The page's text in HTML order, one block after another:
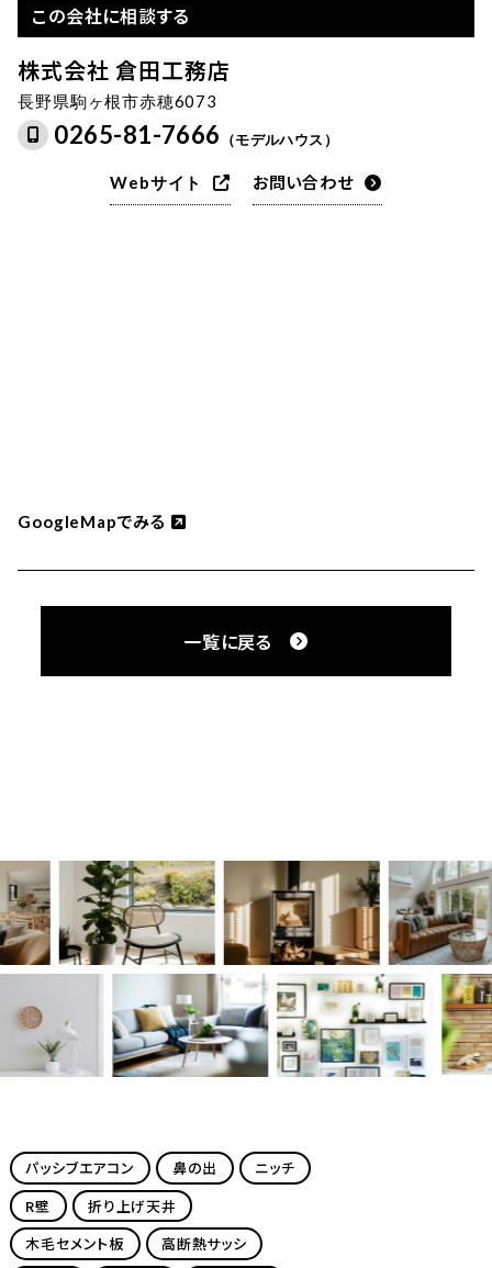
この会社に相談する
株式会社 倉田工務店
長野県駒ヶ根市赤穂6073
0265-81-7666 （モデルハウス）
Webサイト お問い合わせ
GoogleMapでみる
一覧に戻る
パッシブエアコン 鼻の出
ニッチ
R壁
折り上げ天井
木毛セメント板
高断熱サッシ